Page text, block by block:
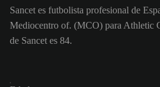
Sancet es futbolista profesional de
Mediocentro of. (MCO) para Athletic
de Sancet es 84.